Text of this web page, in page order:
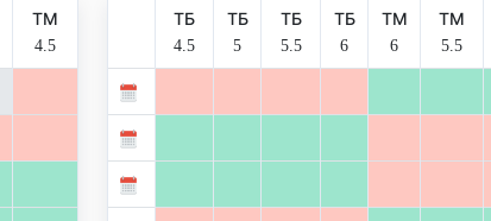
ТМ
4.5
ТБ
4.5
ТБ
5
ТБ
5.5
ТБ
6
ТМ
6
ТМ
5.5